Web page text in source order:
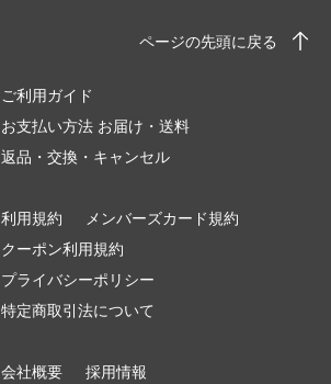
ページの先頭に戻る
ご利用ガイド
お支払い方法 お届け・送料
返品・交換・キャンセル
利用規約
メンバーズカード規約
クーポン利用規約
プライバシーポリシー
特定商取引法について
会社概要 採用情報